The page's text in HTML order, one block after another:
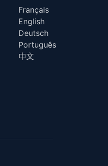
Français
English
Deutsch
Português
中文